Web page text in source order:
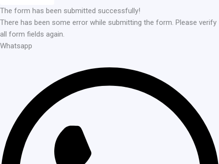
The form has been submitted successfully!
There has been some error while submitting the form. Please verify
all form fields again.
Whatsapp